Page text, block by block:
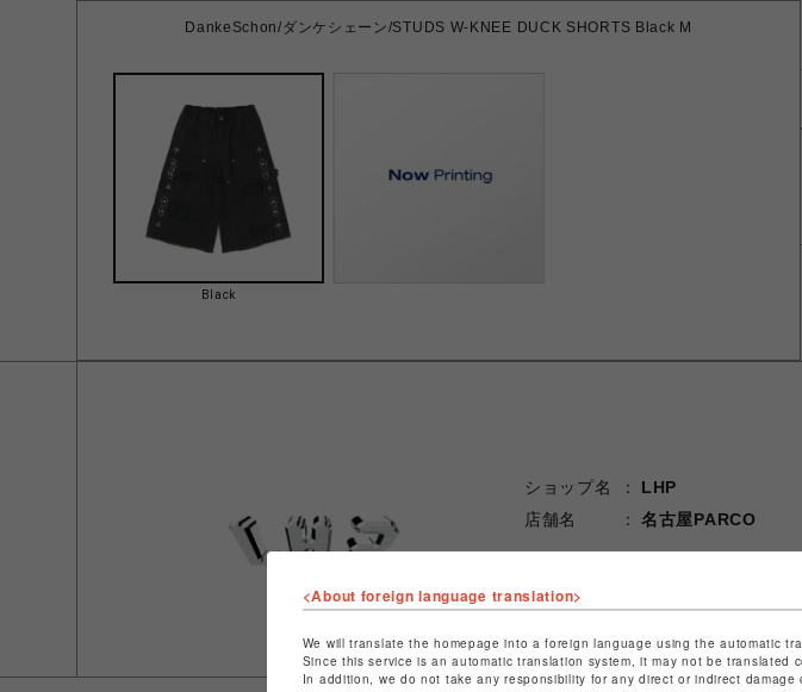
DankeSchon/ダンケシェーン/STUDS W-KNEE DUCK SHORTS Black M
Black
ショップ名
LHP
店舗名
名古屋PARCO
ショップお問い合わせは
<About foreign language translation>
We will translate the homepage into a foreign language using the automatic
Since this service is an automatic translation system, it may not be
In addition, we do not take any responsibility for any direct or indirect